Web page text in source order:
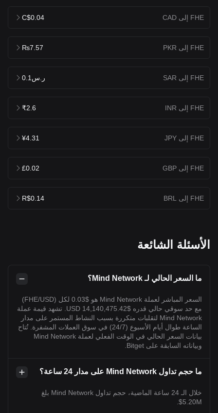
FHE إلى CAD C$0.04
FHE إلى PKR ₨7.57
FHE إلى SAR ر.س0.1
FHE إلى INR ₹2.6
FHE إلى JPY ¥4.31
FHE إلى GBP £0.02
FHE إلى BRL R$0.14
الأسئلة الشائعة
ما السعر الحالي لـ Mind Network؟
السعر المباشر لعملة Mind Network هو $0.03 لكل (FHE/USD)
مع حد سوقي حالي قدره $14,140,475.42 USD. تشهد قيمة عملة
Mind Network لتقلبات متكررة بسبب النشاط المستمر على مدار
الساعة طوال أيام الأسبوع (24/7) في سوق العملات المشفرة. تُتاح
بيانات السعر الحالي في الوقت الفعلي لعملة Mind Network
وبياناته السابقة على Bitget.
ما حجم تداول Mind Network على مدار 24 ساعة؟
خلال الـ 24 ساعة الماضية، حجم تداول Mind Network بلغ
5.20M$.